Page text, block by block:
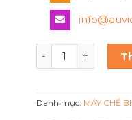
Máy trộn thực
Danh mục: MÁY CHẾ